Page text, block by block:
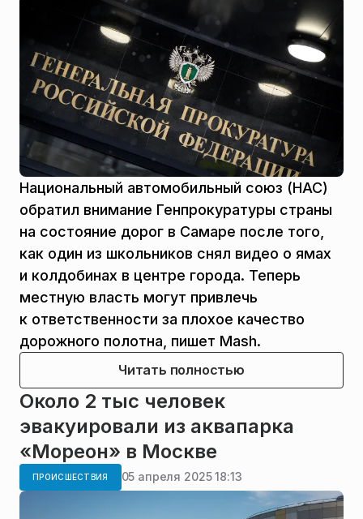
Национальный автомобильный союз (НАС)
обратил внимание Генпрокуратуры страны
на состояние дорог в Самаре после того,
как один из школьников снял видео о ямах
и колдобинах в центре города. Теперь
местную власть могут привлечь
к ответственности за плохое качество
дорожного полотна, пишет Mash.
Читать полностью
Около 2 тыс человек
эвакуировали из аквапарка
«Мореон» в Москве
ПРОИСШЕСТВИЯ 05 апреля 2025 18:13